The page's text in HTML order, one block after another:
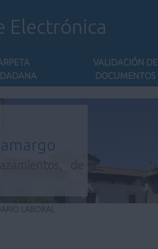
Electrónica
VALIDACIÓN DE
DOCUMENTOS
LABORAL